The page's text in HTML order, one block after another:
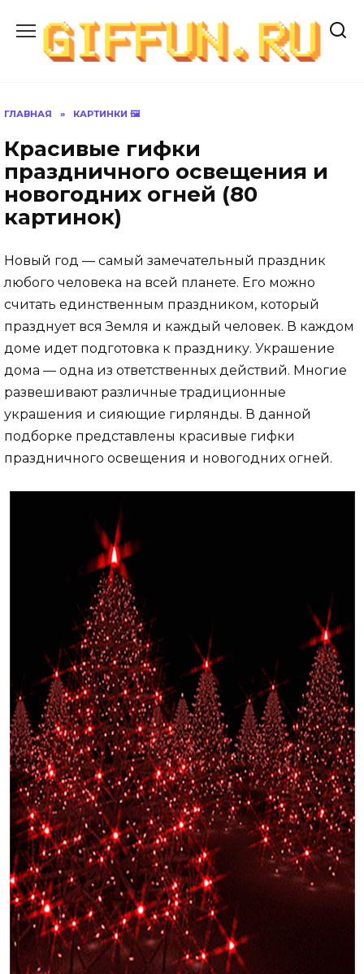
содержанию
ГЛАВНАЯ » КАРТИНКИ 🖼
Красивые гифки
праздничного освещения и
новогодних огней (80
картинок)
Новый год — самый замечательный праздник
любого человека на всей планете. Его можно
считать единственным праздником, который
празднует вся Земля и каждый человек. В каждом
доме идет подготовка к празднику. Украшение
дома — одна из ответственных действий. Многие
развешивают различные традиционные
украшения и сияющие гирлянды. В данной
подборке представлены красивые гифки
праздничного освещения и новогодних огней.